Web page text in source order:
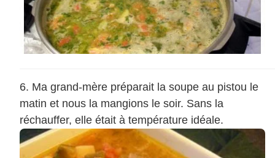
Ma grand-mère préparait la soupe au pistou le
matin et nous la mangions le soir. Sans la
réchauffer, elle était à température idéale.